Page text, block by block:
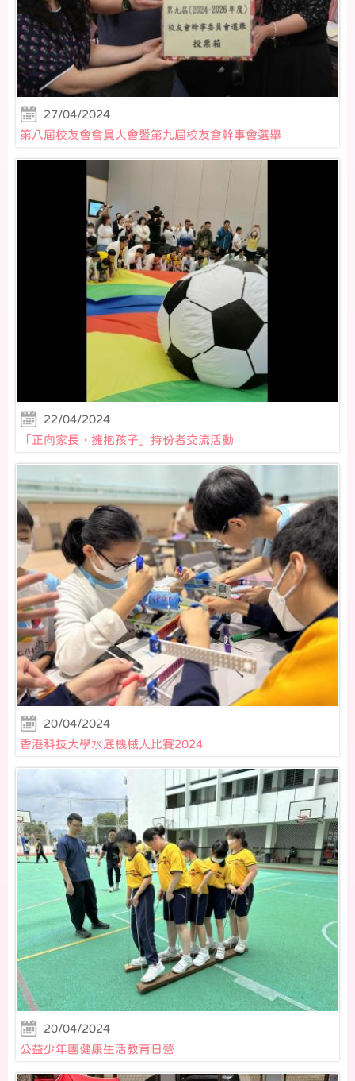
27/04/2024
第八屆校友會會員大會暨第九屆校友會幹事會選舉
22/04/2024
「正向家長．擁抱孩子」持份者交流活動
20/04/2024
香港科技大學水底機械人比賽2024
20/04/2024
公益少年團健康生活教育日營